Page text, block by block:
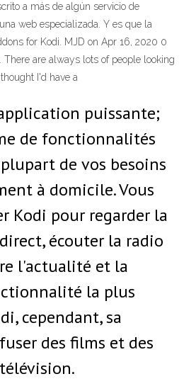
a más de algún servicio de
web especializada. Y es que la
for Kodi. MJD on Apr 16, 2020 0
are always lots of people looking
I'd have a
puissante;
de fonctionnalités
de vos besoins
à domicile. Vous
Kodi pour regarder la
écouter la radio
l'actualité et la
la plus
cependant, sa
des films et des